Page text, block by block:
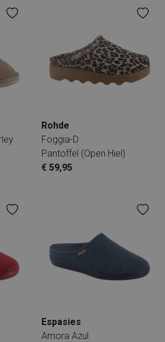
Rohde
Foggia-D
Pantoffel (open Hiel)
€ 59,95
Espasies
Amora Azul